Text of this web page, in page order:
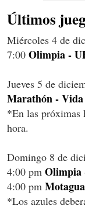
Últimos
Miércoles 4 de
7:00 Olimpia -
Jueves 5 de
Marathón - Vida
*En las próximas
hora.
Domingo 8 de
4:00 pm Olimpia
4:00 pm
*Los azules